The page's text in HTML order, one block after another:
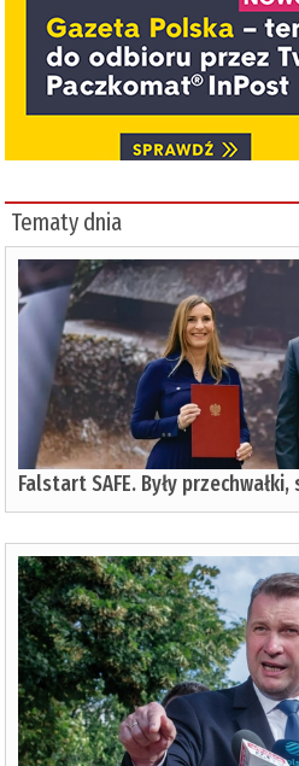
Tematy dnia
Falstart SAFE. Były